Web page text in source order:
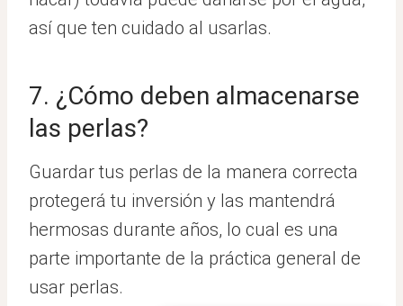
así que ten cuidado al usarlas.
7. ¿Cómo deben almacenarse
las perlas?
Guardar tus perlas de la manera correcta
protegerá tu inversión y las mantendrá
hermosas durante años, lo cual es una
parte importante de la práctica general de
usar perlas.
DE
KO